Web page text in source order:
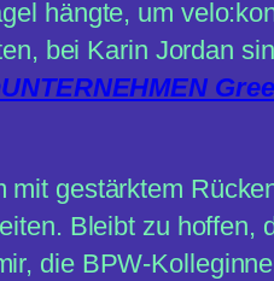
hängte, um
bei Karin Jordan
gestärktem
Bleibt zu hoffen,
die BPW-